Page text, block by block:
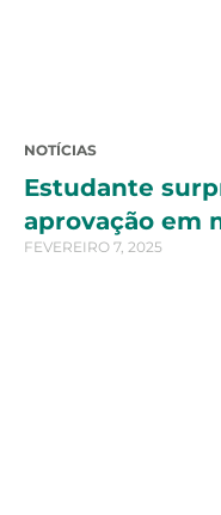
NOTÍCIAS
Estudante
aprovação em
FEVEREIRO 7, 2025